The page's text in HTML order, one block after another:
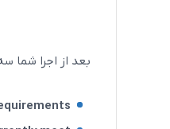
بعد از اجرا شما